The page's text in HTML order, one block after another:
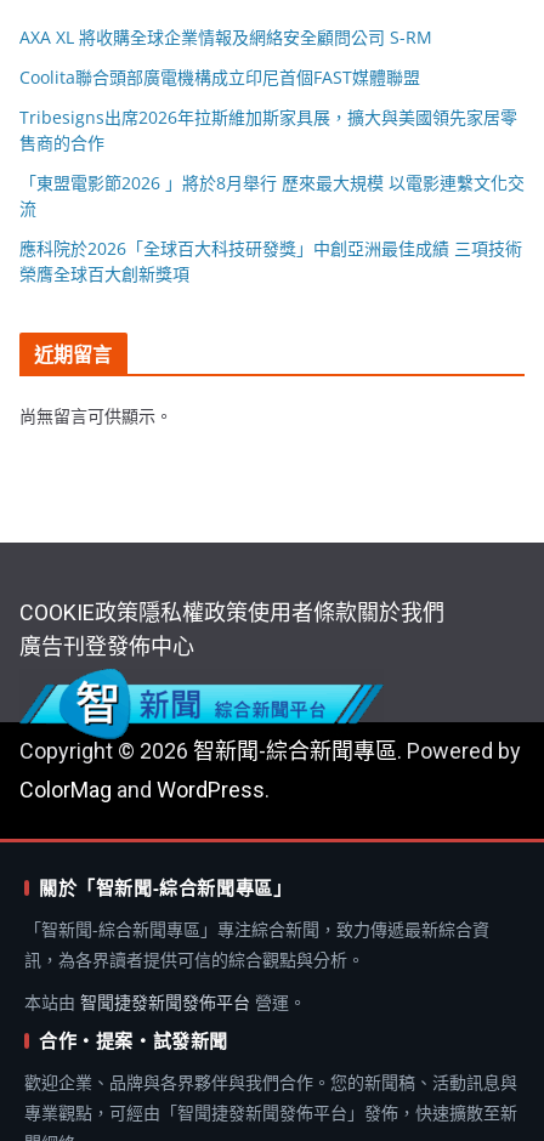
AXA XL 將收購全球企業情報及網絡安全顧問公司 S-RM
Coolita聯合頭部廣電機構成立印尼首個FAST媒體聯盟
Tribesigns出席2026年拉斯維加斯家具展，擴大與美國領先家居零
售商的合作
「東盟電影節2026 」將於8月舉行 歷來最大規模 以電影連繫文化交
流
應科院於2026「全球百大科技研發獎」中創亞洲最佳成績 三項技術
榮膺全球百大創新獎項
近期留言
尚無留言可供顯示。
COOKIE政策隱私權政策使用者條款關於我們
廣告刊登發佈中心
Copyright © 2026 智新聞-綜合新聞專區. Powered by
ColorMag and WordPress.
關於「智新聞-綜合新聞專區」
「智新聞-綜合新聞專區」專注綜合新聞，致力傳遞最新綜合資
訊，為各界讀者提供可信的綜合觀點與分析。
本站由 智聞捷發新聞發佈平台 營運。
合作・提案・試發新聞
歡迎企業、品牌與各界夥伴與我們合作。您的新聞稿、活動訊息與
專業觀點，可經由「智聞捷發新聞發佈平台」發佈，快速擴散至新